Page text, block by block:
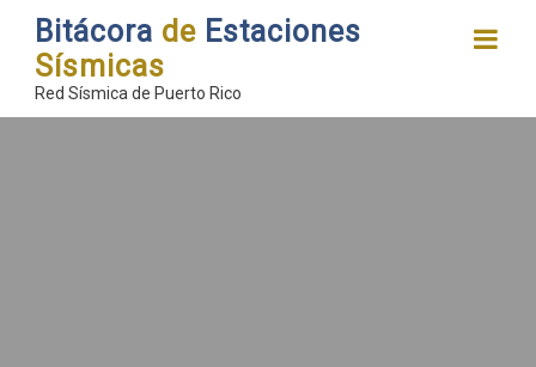
Bitácora de Estaciones
Sísmicas
Red Sísmica de Puerto Rico